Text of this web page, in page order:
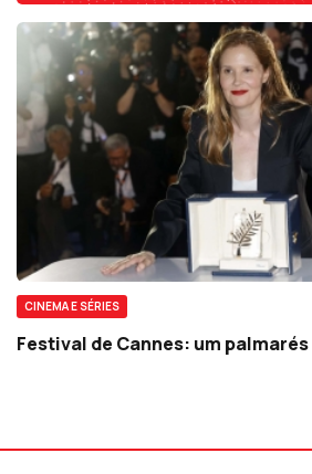
CINEMA E SÉRIES
Festival de Cannes: um